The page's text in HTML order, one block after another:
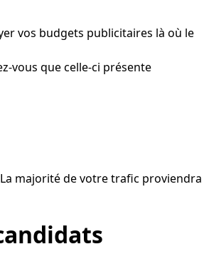
vos budgets publicitaires là où le
vous que celle-ci présente
majorité de votre trafic proviendra